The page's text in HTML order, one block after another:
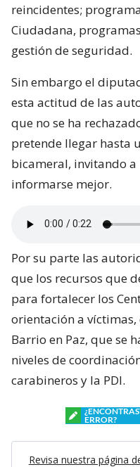
reincidentes;
Ciudadana,
gestión de seguridad.
Sin embargo el
esta actitud de las
que no se ha
pretende llegar hasta
bicameral, invitando
informarse mejor.
Por su parte las
que los recursos que
para fortalecer los
orientación a
Barrio en Paz, que se
niveles de
carabineros y la PDI.
ERROR?
Revisa nuestra página